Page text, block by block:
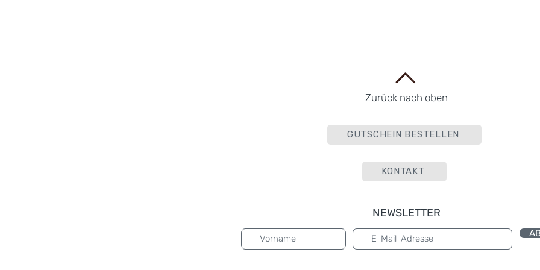
Zurück nach oben
GUTSCHEIN BESTELLEN
KONTAKT
NEWSLETTER